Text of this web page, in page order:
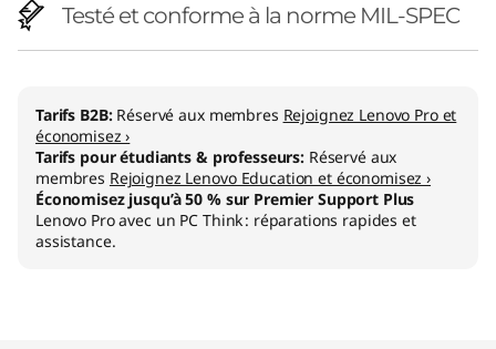
Testé et conforme à la norme MIL-SPEC
Tarifs B2B: Réservé aux membres Rejoignez Lenovo Pro et
économisez ›
Tarifs pour étudiants & professeurs: Réservé aux
membres Rejoignez Lenovo Education et économisez ›
Économisez jusqu’à 50 % sur Premier Support Plus
Lenovo Pro avec un PC Think : réparations rapides et
assistance.